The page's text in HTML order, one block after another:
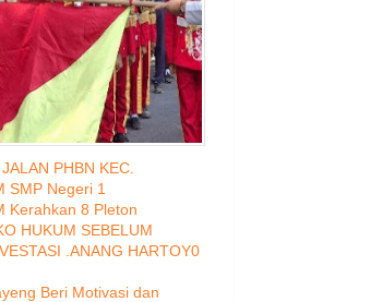
PHBN KEC.
SMP Negeri 1
Kerahkan 8 Pleton
HUKUM SEBELUM
.ANANG HARTOY0
Beri Motivasi dan